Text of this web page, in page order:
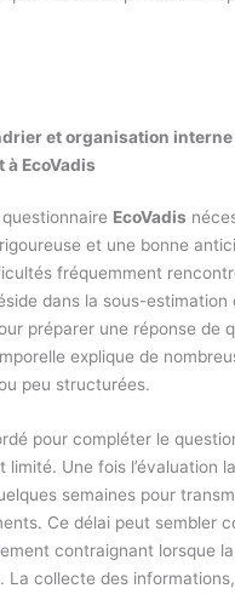
et organisation
EcoVadis
EcoVadis
et une bonne
fréquemment
dans la sous-estimation
préparer une réponse de
explique de
peu structurées.
pour compléter le
limité. Une fois l’évaluation
semaines pour
Ce délai peut sembler
contraignant lorsque la
La collecte des